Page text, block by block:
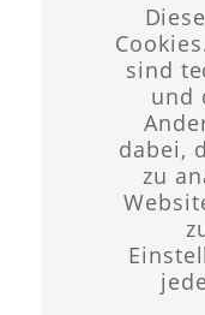
DER
sind
und
dabei,
zu